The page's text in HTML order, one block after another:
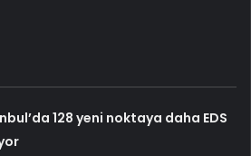
128 yeni noktaya daha EDS